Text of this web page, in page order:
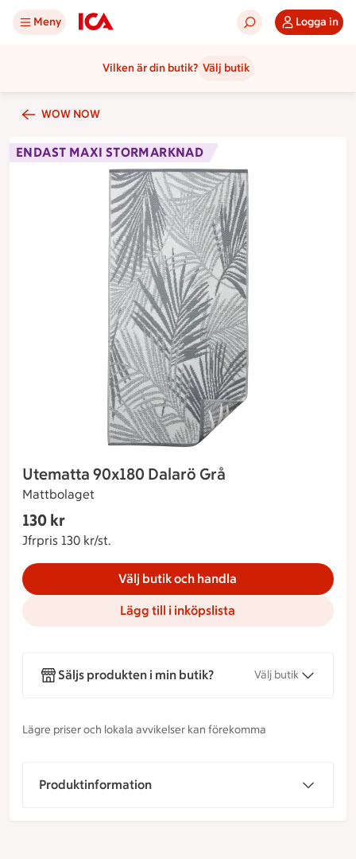
Meny Logga in
Vilken är din butik? Välj butik
WOW NOW
ENDAST MAXI STORMARKNAD
Utematta 90x180 Dalarö Grå
Mattbolaget
130 kr
Jfrpris 130 kr/st.
Välj butik och handla
Lägg till i inköpslista
Säljs produkten i min butik? Välj butik
Lägre priser och lokala avvikelser kan förekomma
Produktinformation